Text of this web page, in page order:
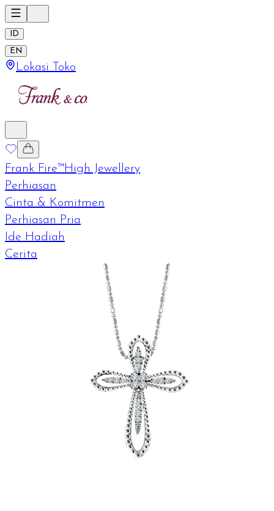
ID
EN
Lokasi Toko
Frank Fire™High Jewellery
Perhiasan
Cinta & Komitmen
Perhiasan Pria
Ide Hadiah
Cerita